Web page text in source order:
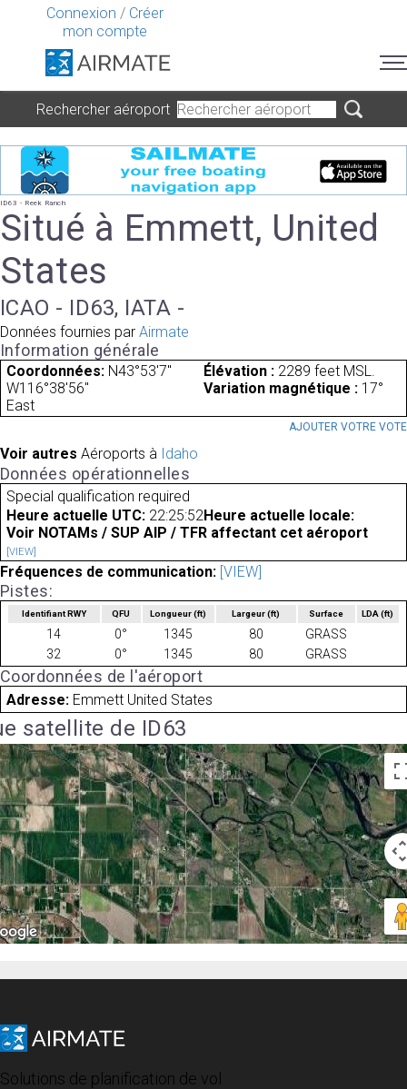
Connexion / Créer
mon compte
Rechercher aéroport
ID63 - Reek Ranch
Situé à Emmett, United
States
ICAO - ID63, IATA -
Données fournies par Airmate
Information générale
Coordonnées: N43°53'7"
W116°38'56"
Élévation : 2289 feet MSL.
Variation magnétique : 17°
East
AJOUTER VOTRE VOTE
Voir autres Aéroports à Idaho
Données opérationnelles
Special qualification required
Heure actuelle UTC: 22:25:52Heure actuelle locale:
Voir NOTAMs / SUP AIP / TFR affectant cet aéroport
[VIEW]
Fréquences de communication: [VIEW]
Pistes:
Identifiant RWY QFU Longueur(ft) Largeur(ft) Surface LDA(ft)
14 0° 1345 80
GRASS
32
0° 1345 80 GRASS
Coordonnées de l'aéroport
Adresse: Emmett United States
satellite de ID63
Solutions de planification de vol